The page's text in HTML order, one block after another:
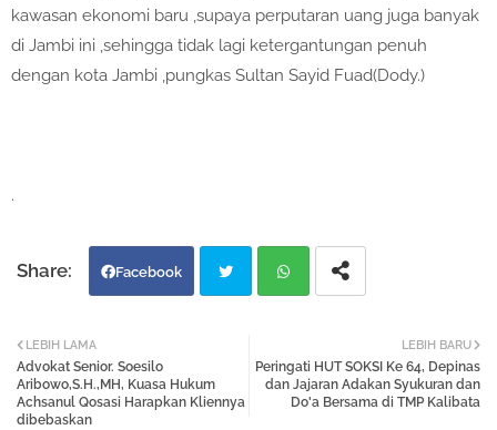
kawasan ekonomi baru ,supaya perputaran uang juga banyak
di Jambi ini ,sehingga tidak lagi ketergantungan penuh
dengan kota Jambi ,pungkas Sultan Sayid Fuad(Dody.)
.
Facebook
atsa
LEBIH BARU
Peringati HUT SOKSI Ke 64, Depinas
dan Jajaran Adakan Syukuran dan
Do'a Bersama di TMP Kalibata
LEBIH LAMA
Advokat Senior. Soesilo
Aribowo,S.H.,MH, Kuasa Hukum
Achsanul Qosasi Harapkan Kliennya
dibebaskan